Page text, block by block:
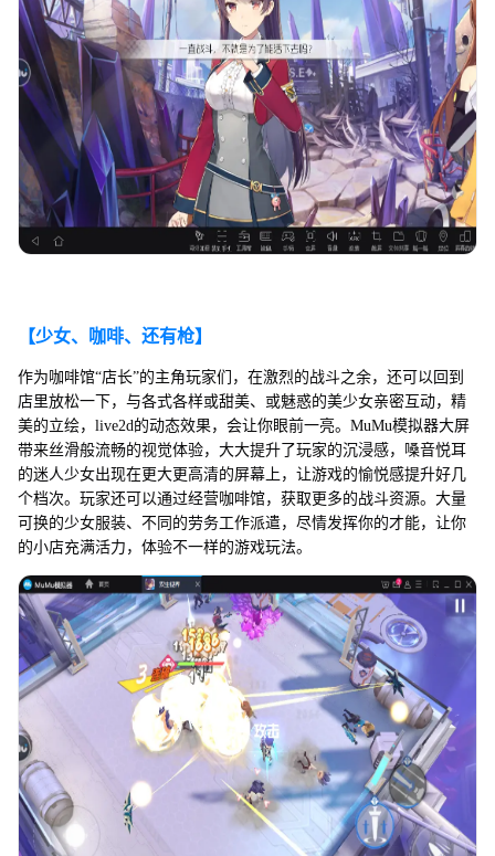
【少女、咖啡、还有枪】
作为咖啡馆“店长”的主角玩家们，在激烈的战斗之余，还可以回到
店里放松一下，与各式各样或甜美、或魅惑的美少女亲密互动，精
美的立绘，live2d的动态效果，会让你眼前一亮。MuMu模拟器大屏
带来丝滑般流畅的视觉体验，大大提升了玩家的沉浸感，嗓音悦耳
的迷人少女出现在更大更高清的屏幕上，让游戏的愉悦感提升好几
个档次。玩家还可以通过经营咖啡馆，获取更多的战斗资源。大量
可换的少女服装、不同的劳务工作派遣，尽情发挥你的才能，让你
的小店充满活力，体验不一样的游戏玩法。